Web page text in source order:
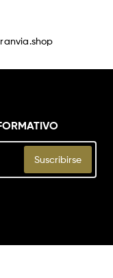
Suscribirse